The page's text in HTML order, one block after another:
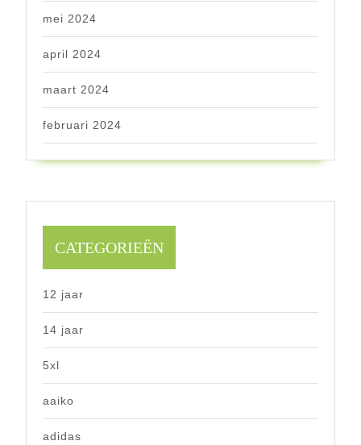
mei 2024
april 2024
maart 2024
februari 2024
CATEGORIEËN
12 jaar
14 jaar
5xl
aaiko
adidas